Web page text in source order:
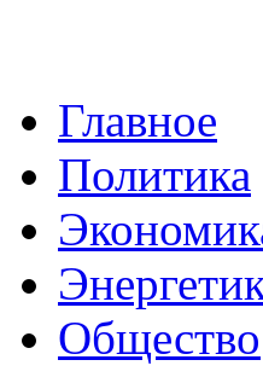
Главное
Политика
Общество